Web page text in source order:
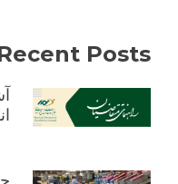
Posts